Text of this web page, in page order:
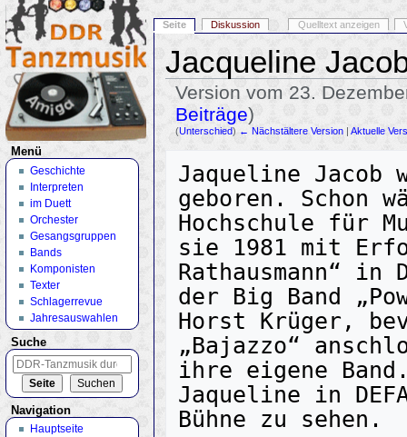
Jacqueline
Version vom 23.
Beiträge)
(Unterschied) ← Nächstältere Version| Aktuelle
Jaqueline Jacob
geboren. Schon
Hochschule für
sie 1981 mit
Rathausmann“
der Big Band
Horst Krüger,
„Bajazzo“
ihre eigene
Jaqueline in
Seite Diskussion Quelltext anzeigen
Menü
Geschichte
Interpreten
im Duett
Orchester
Gesangsgruppen
Bands
Komponisten
Texter
Schlagerrevue
Jahresauswahlen
Suche
Navigation
Hauptseite